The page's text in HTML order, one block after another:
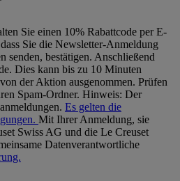
Sie einen 10% Rabattcode per E-
Sie die Newsletter-Anmeldung
bestätigen. Anschließend
Dies kann bis zu 10 Minuten
der Aktion ausgenommen. Prüfen
Spam-Ordner. Hinweis: Der
Es gelten die
Mit Ihrer Anmeldung, sie
Swiss AG und die Le Creuset
Datenverantwortliche